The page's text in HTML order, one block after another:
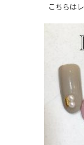
こちらは